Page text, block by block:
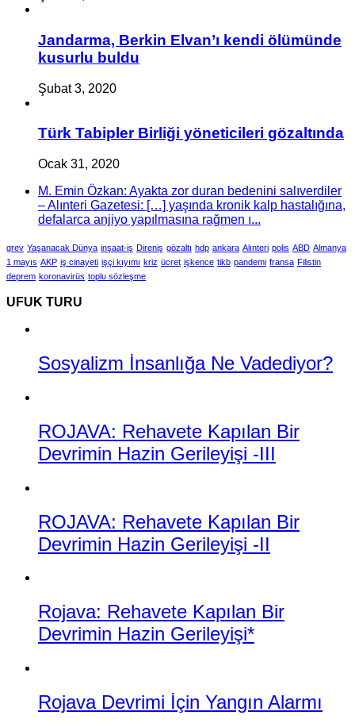
Jandarma, Berkin Elvan’ı kendi ölümünde
kusurlu buldu
Şubat 3, 2020
Türk Tabipler Birliği yöneticileri gözaltında
Ocak 31, 2020
M. Emin Özkan: Ayakta zor duran bedenini salıverdiler
– Alınteri Gazetesi: […] yaşında kronik kalp hastalığına,
defalarca anjiyo yapılmasına rağmen ı...
grev Yaşanacak Dünya inşaat-iş Direniş gözaltı hdp ankara Alınteri polis ABD Almanya
1 mayıs AKP iş cinayeti işçi kıyımı kriz ücret işkence tikb pandemi fransa Filistin
deprem koronavirüs toplu sözleşme
UFUK TURU
Sosyalizm İnsanlığa Ne Vadediyor?
ROJAVA: Rehavete Kapılan Bir
Devrimin Hazin Gerileyişi -III
ROJAVA: Rehavete Kapılan Bir
Devrimin Hazin Gerileyişi -II
Rojava: Rehavete Kapılan Bir
Devrimin Hazin Gerileyişi*
Rojava Devrimi İçin Yangın Alarmı